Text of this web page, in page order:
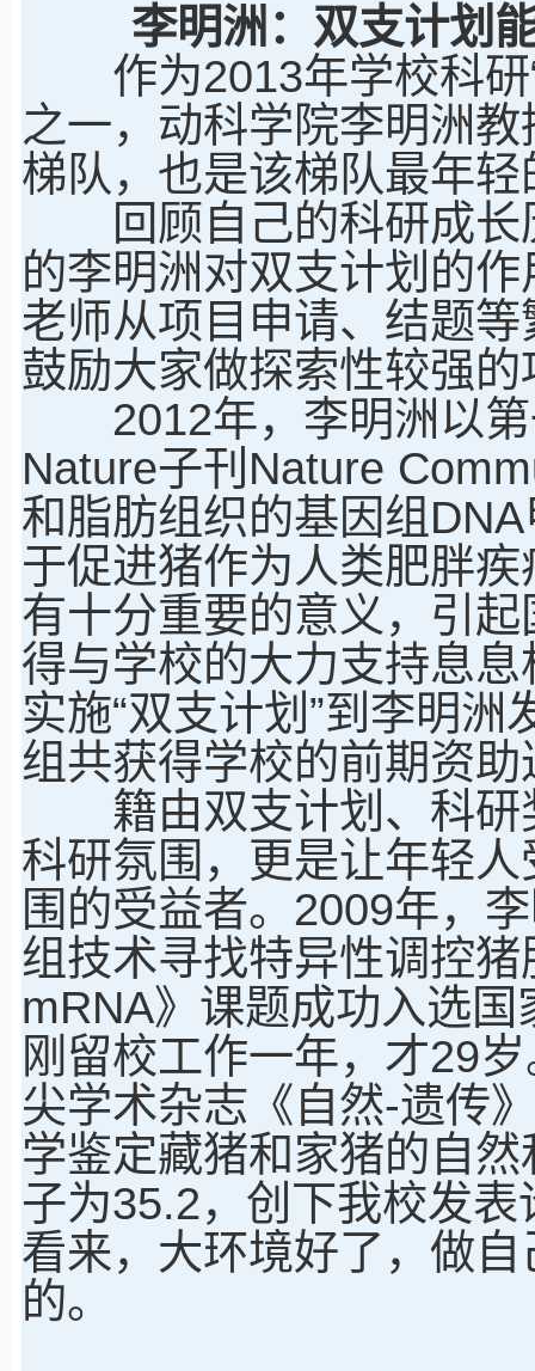
李明洲：双支计划
作为2013年学校科研“
之一，动科学院李明洲
梯队，也是该梯队最年
回顾自己的科研成长
的李明洲对双支计划的
老师从项目申请、结题
鼓励大家做探索性较强的
2012年，李明洲以第
Nature子刊Nature
和脂肪组织的基因组
于促进猪作为人类肥胖
有十分重要的意义，引
得与学校的大力支持息
实施“双支计划”到李明
组共获得学校的前期资
籍由双支计划、科研
科研氛围，更是让年轻
围的受益者。2009年，
组技术寻找特异性调控
mRNA》课题成功入选
刚留校工作一年，才29
尖学术杂志《自然-遗传
学鉴定藏猪和家猪的自
子为35.2，创下我校发
看来，大环境好了，做
的。